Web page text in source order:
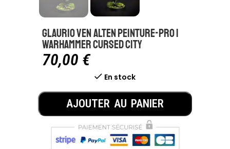
Glaurio Ven Alten Peinture-pro |
Warhammer Cursed city
70,00 €
En stock
AJOUTER AU PANIER